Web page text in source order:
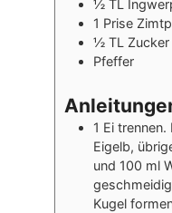
½ TL
1 Prise
½ TL Zucker
Pfeffer
1 Ei
Eigelb,
und 100 ml
Kugel